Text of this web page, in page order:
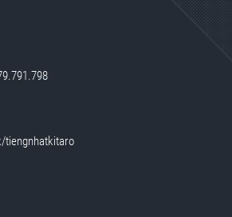
tiengnhatkitaro